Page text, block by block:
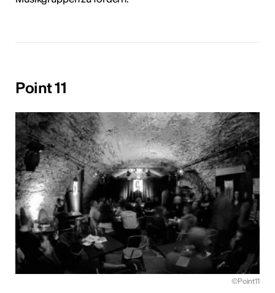
Point 11
©Point11